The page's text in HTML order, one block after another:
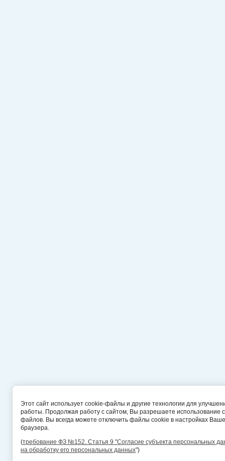
Этот сайт использует cookie-файлы и другие технологии для
работы. Продолжая работу с сайтом, Вы разрешаете использование
файлов. Вы всегда можете отключить файлы cookie в настройках
браузера.
(требование ФЗ №152. Статья 9 "Согласие субъекта персональных
на обработку его персональных данных")